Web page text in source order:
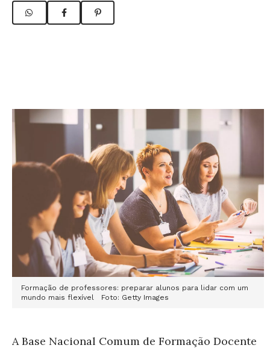
Formação de professores: preparar alunos para lidar com um
mundo mais flexível Foto: Getty Images
A Base Nacional Comum de Formação Docente